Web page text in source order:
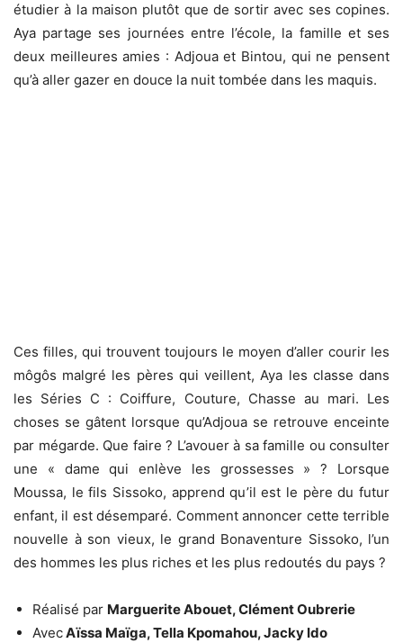
étudier à la maison plutôt que de sortir avec ses copines.
Aya partage ses journées entre l’école, la famille et ses
deux meilleures amies : Adjoua et Bintou, qui ne pensent
qu’à aller gazer en douce la nuit tombée dans les maquis.
Ces filles, qui trouvent toujours le moyen d’aller courir les
môgôs malgré les pères qui veillent, Aya les classe dans
les Séries C : Coiffure, Couture, Chasse au mari. Les
choses se gâtent lorsque qu’Adjoua se retrouve enceinte
par mégarde. Que faire ? L’avouer à sa famille ou consulter
une « dame qui enlève les grossesses » ? Lorsque
Moussa, le fils Sissoko, apprend qu’il est le père du futur
enfant, il est désemparé. Comment annoncer cette terrible
nouvelle à son vieux, le grand Bonaventure Sissoko, l’un
des hommes les plus riches et les plus redoutés du pays ?
Réalisé par Marguerite Abouet, Clément Oubrerie
AvecAïssa Maïga, Tella Kpomahou, Jacky Ido